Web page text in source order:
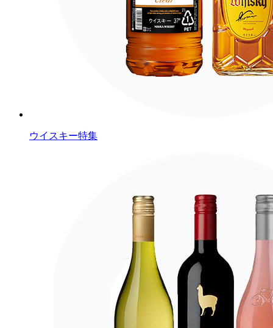
ウイスキー特集